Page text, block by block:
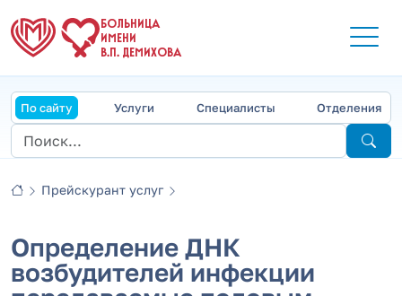
БОЛЬНИЦА
ИМЕНИ
В.П. ДЕМИХОВА
По сайту Услуги Специалисты Отделения
Прейскурант услуг
Определение ДНК
возбудителей инфекции